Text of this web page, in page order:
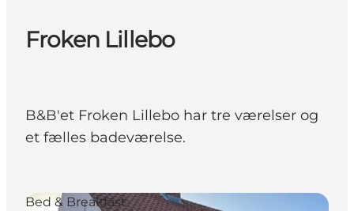
Oplevelser
Outdoor
Book lokale oplevelser
Froken Lillebo
B&B'et Froken Lillebo har tre værelser og
et fælles badeværelse.
Bed & Breakfast